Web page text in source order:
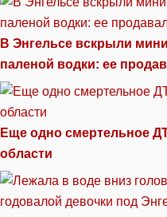
В Энгельсе вскрыли
паленой водки: ее
Еще одно смертельное
области